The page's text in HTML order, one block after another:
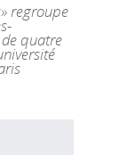
regroupe
quatre